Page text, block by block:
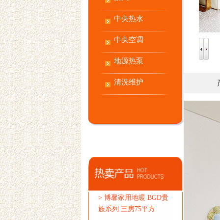
中央热水
中央空调
地源热泵
清洗维护
> 博馨家用地暖 BGD贵
族系列 三房75平方